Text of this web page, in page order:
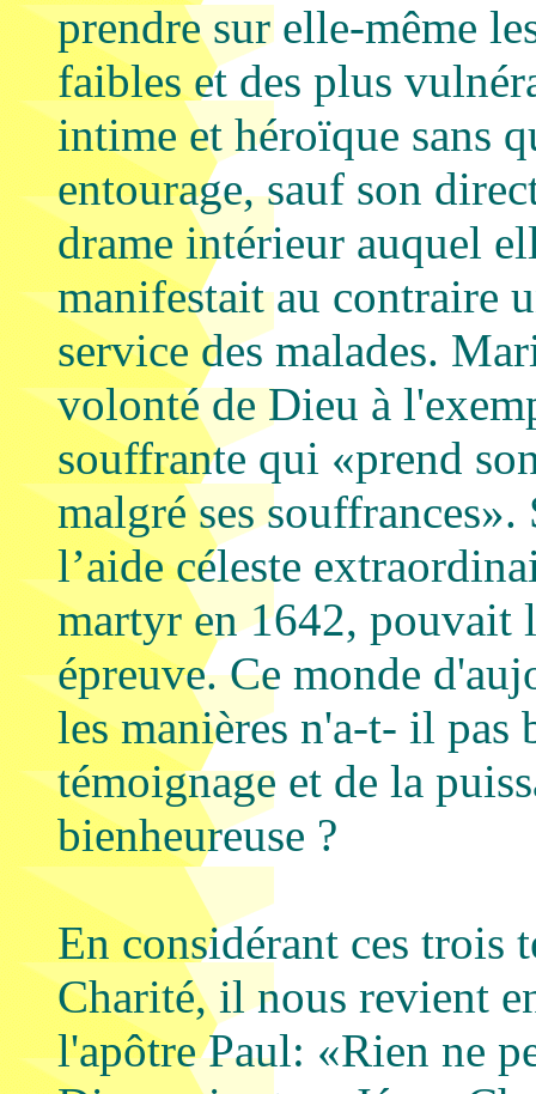
prendre sur elle-même
faibles et des plus
intime et héroïque sans
entourage, sauf son
drame intérieur auquel
manifestait au contraire
service des malades.
volonté de Dieu à
souffrante qui «prend
malgré ses souffrances».
l’aide céleste
martyr en 1642, pouvait
épreuve. Ce monde
les manières n'a-t- il pas
témoignage et de la
bienheureuse ?
En considérant ces trois
Charité, il nous revient
l'apôtre Paul: «Rien ne